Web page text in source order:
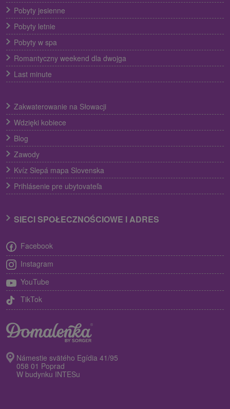
Pobyty jesienne
Pobyty letnie
Pobyty w spa
Romantyczny weekend dla dwojga
Last minute
Zakwaterowanie na Słowacji
Wdzięki kobiece
Blog
Zawody
Kvíz Slepá mapa Slovenska
Prihlásenie pre ubytovateľa
SIECI SPOŁECZNOŚCIOWE I ADRES
Facebook
Instagram
YouTube
TikTok
Námestie svätého Egídia 41/95
058 01 Poprad
W budynku INTESu